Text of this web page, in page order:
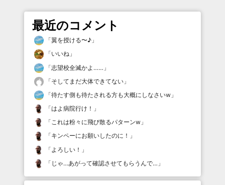
最近のコメント
「翼を授ける〜♪ 」
「いいね 」
「志望校全滅かよ…… 」
「そしてまだ大体できてない 」
「待たす側も待たされる方も大概にしなさいw 」
「はよ病院行け！ 」
「これは粉々に飛び散るパターンw 」
「キンペーにお願いしたのに！ 」
「 よろしい！ 」
「 じゃ…あがって確認させてもらうんで… 」